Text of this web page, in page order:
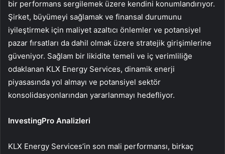
bir performans sergilemek üzere kendini konumlandırıyor.
Şirket, büyümeyi sağlamak ve finansal durumunu
iyileştirmek için maliyet azaltıcı önlemler ve potansiyel
pazar fırsatları da dahil olmak üzere stratejik girişimlerine
güveniyor. Sağlam bir likidite temeli ve iç verimliliğe
odaklanan KLX Energy Services, dinamik enerji
piyasasında yol almayı ve potansiyel sektör
konsolidasyonlarından yararlanmayı hedefliyor.
InvestingPro Analizleri
KLX Energy Services’in son mali performansı, birkaç